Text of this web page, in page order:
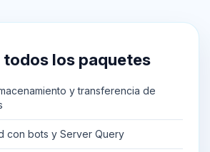
todos los paquetes
y transferencia de
con bots y Server Query